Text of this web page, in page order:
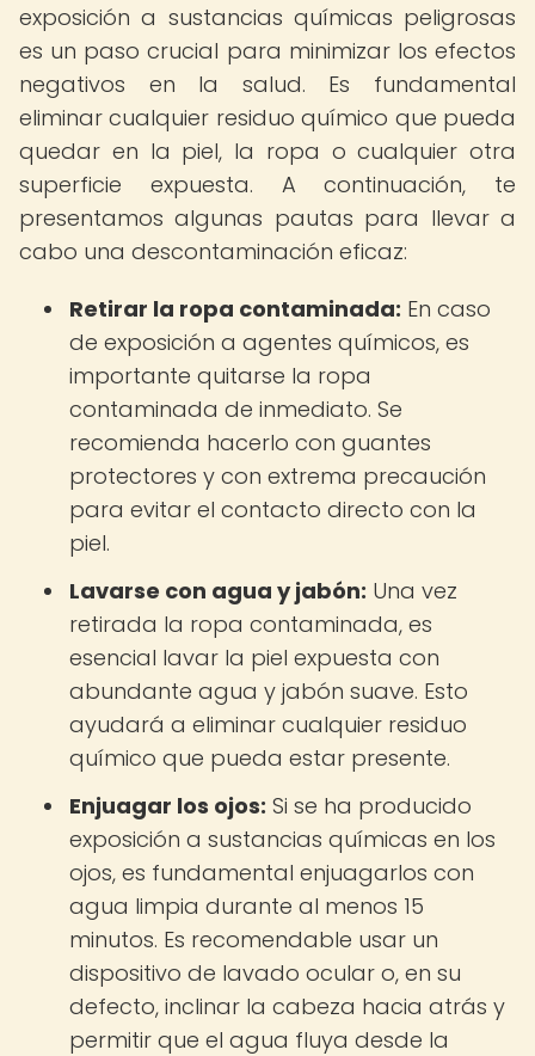
exposición a sustancias químicas peligrosas
es un paso crucial para minimizar los efectos
negativos en la salud. Es fundamental
eliminar cualquier residuo químico que pueda
quedar en la piel, la ropa o cualquier otra
superficie expuesta. A continuación, te
presentamos algunas pautas para llevar a
cabo una descontaminación eficaz:
Retirar la ropa contaminada: En caso
de exposición a agentes químicos, es
importante quitarse la ropa
contaminada de inmediato. Se
recomienda hacerlo con guantes
protectores y con extrema precaución
para evitar el contacto directo con la
piel.
Lavarse con agua y jabón: Una vez
retirada la ropa contaminada, es
esencial lavar la piel expuesta con
abundante agua y jabón suave. Esto
ayudará a eliminar cualquier residuo
químico que pueda estar presente.
Enjuagar los ojos: Si se ha producido
exposición a sustancias químicas en los
ojos, es fundamental enjuagarlos con
agua limpia durante al menos 15
minutos. Es recomendable usar un
dispositivo de lavado ocular o, en su
defecto, inclinar la cabeza hacia atrás y
permitir que el agua fluya desde la